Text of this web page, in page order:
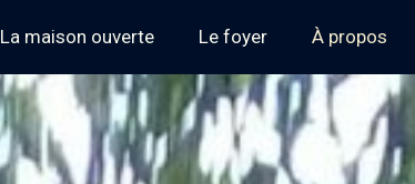
La maison ouverte Le foyer À propos